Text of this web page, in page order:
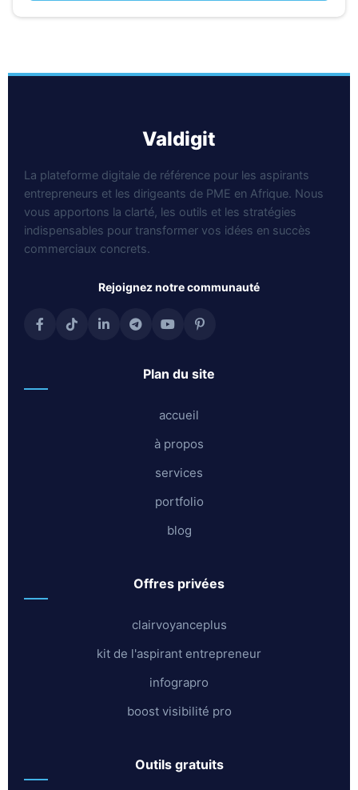
valdigit
La plateforme digitale de référence pour les aspirants
entrepreneurs et les dirigeants de PME en Afrique. Nous
vous apportons la clarté, les outils et les stratégies
indispensables pour transformer vos idées en succès
commerciaux concrets.
rejoignez notre communauté
plan du site
accueil
à propos
services
portfolio
blog
offres privées
clairvoyanceplus
kit de l'aspirant entrepreneur
infograpro
boost visibilité pro
outils gratuits